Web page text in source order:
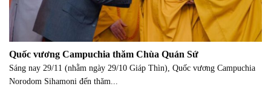
Quốc vương Campuchia thăm Chùa Quán Sứ
Sáng nay 29/11 (nhằm ngày 29/10 Giáp Thìn), Quốc vương Campuchia
Norodom Sihamoni đến thăm...